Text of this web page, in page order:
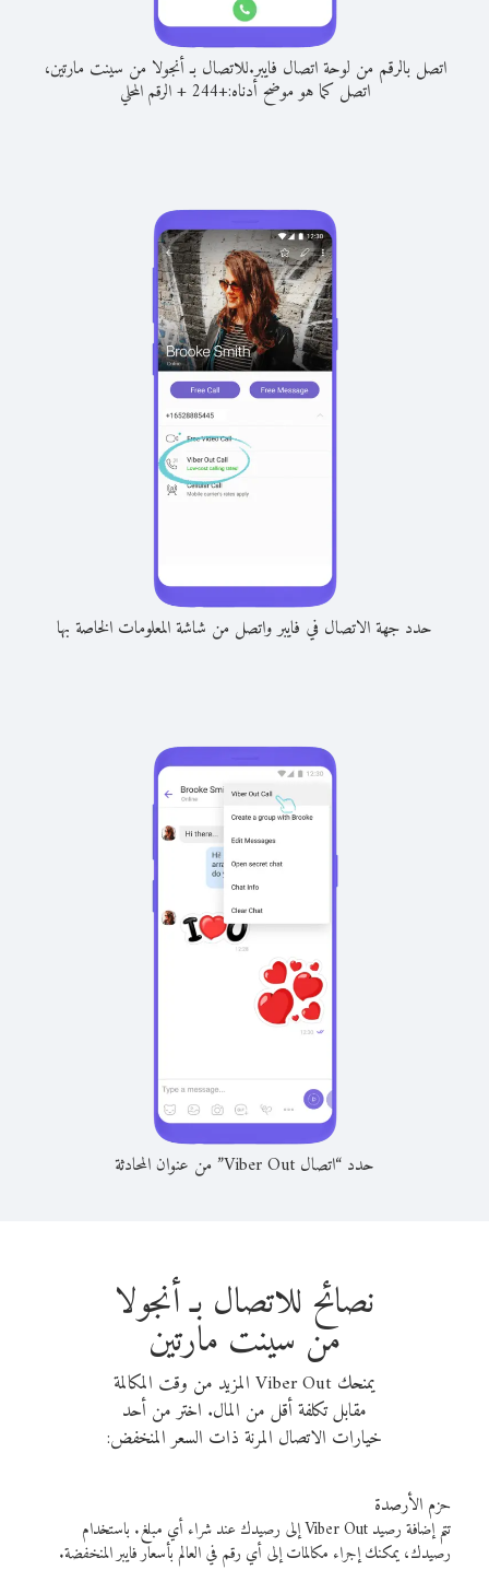
اتصل بالرقم من لوحة اتصال فايبر.للاتصال بـ أنجولا من سينت مارتين،
اتصل كما هو موضح أدناه:+
244
+الرقم المحلي
حدد جهة الاتصال في فايبر واتصل من شاشة المعلومات الخاصة بها
حدد “اتصال Viber Out” من عنوان المحادثة
نصائح للاتصال بـ أنجولا
من سينت مارتين
يمنحك Viber Out المزيد من وقت المكالمة
مقابل تكلفة أقل من المال. اختر من أحد
خيارات الاتصال المرنة ذات السعر المنخفض:
حزم الأرصدة
تتم إضافة رصيد Viber Out إلى رصيدك عند شراء أي مبلغ. باستخدام
رصيدك، يمكنك إجراء مكالمات إلى أي رقم في العالم بأسعار فايبر المنخفضة.